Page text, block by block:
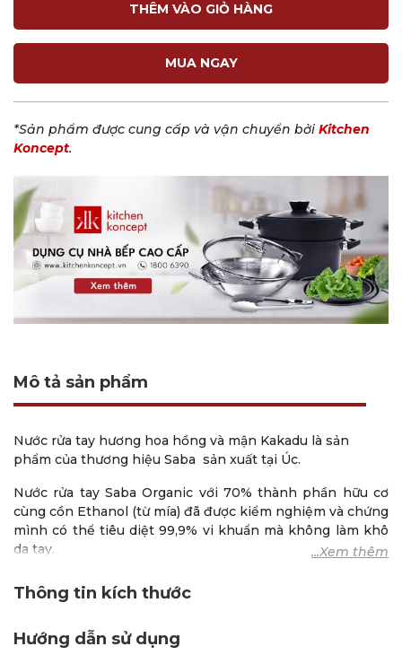
THÊM VÀO GIỎ HÀNG
MUA NGAY
*Sản phẩm được cung cấp và vận chuyển bởi Kitchen
Koncept.
Mô tả sản phẩm
Nước rửa tay hương hoa hồng và mận Kakadu là sản
phẩm của thương hiệu Saba sản xuất tại Úc.
Nước rửa tay Saba Organic với 70% thành phần hữu cơ
cùng cồn Ethanol (từ mía) đã được kiểm nghiệm và chứng
mình có thể tiêu diệt 99,9% vi khuẩn mà không làm khô
da tay.
Sản phẩm đem lai một hương thơm dễ chịu từ tinh chất
hoa hồng & mận Kakadu.
Sản phẩm có chiết xuất từ các thành phần thiên nhiên
Thông tin kích thước
Hướng dẫn sử dụng